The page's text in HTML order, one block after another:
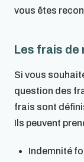
vous êtes
Les frais
Si vous
question des
frais sont
Ils peuvent
Indemnité